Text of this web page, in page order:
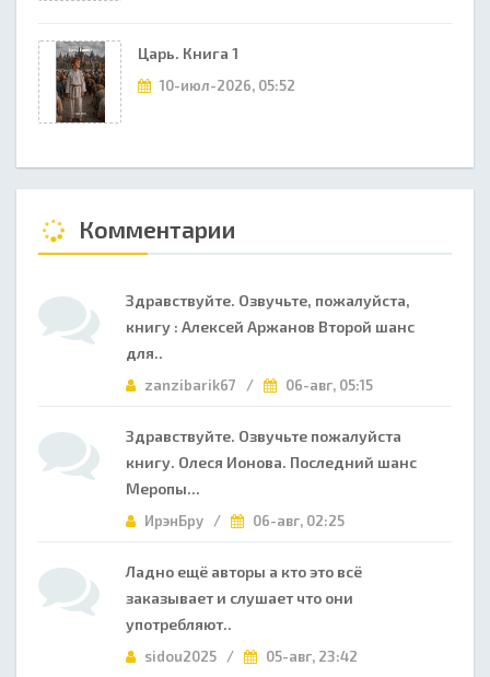
Царь. Книга 1
10-июл-2026, 05:52
Комментарии
Здравствуйте. Озвучьте, пожалуйста,
книгу : Алексей Аржанов Второй шанс
для..
zanzibarik67 / 06-авг, 05:15
Здравствуйте. Озвучьте пожалуйста
книгу. Олеся Ионова. Последний шанс
Меропы...
ИрэнБру / 06-авг, 02:25
Ладно ещё авторы а кто это всё
заказывает и слушает что они
употребляют..
sidou2025 / 05-авг, 23:42